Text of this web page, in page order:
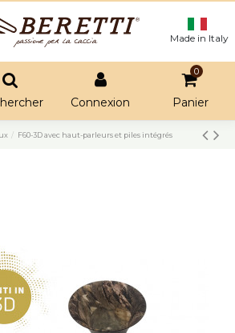
Made in Italy
Connexion
0
Panier
F60-3D avec haut-parleurs et piles intégrés